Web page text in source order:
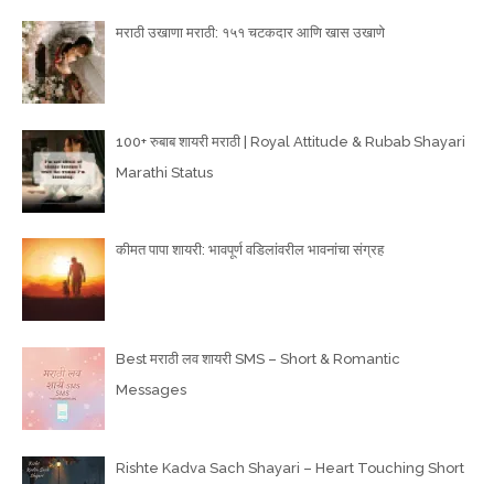
मराठी उखाणा मराठी: १५१ चटकदार आणि खास उखाणे
100+ रुबाब शायरी मराठी | Royal Attitude & Rubab Shayari
Marathi Status
कीमत पापा शायरी: भावपूर्ण वडिलांवरील भावनांचा संग्रह
Best मराठी लव शायरी SMS – Short & Romantic
Messages
Rishte Kadva Sach Shayari – Heart Touching Short